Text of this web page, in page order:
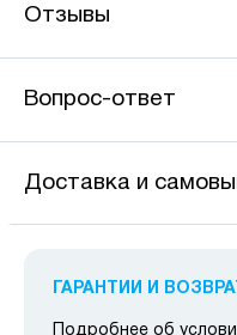
Отзывы
Вопрос-ответ
Доставка и
ГАРАНТИИ И
Подробнее об